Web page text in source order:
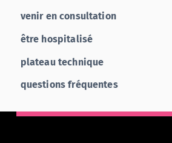
venir en consultation
être hospitalisé
plateau technique
questions fréquentes